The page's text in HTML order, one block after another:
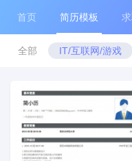
首页 简历模板
全部 IT/互联网/游戏